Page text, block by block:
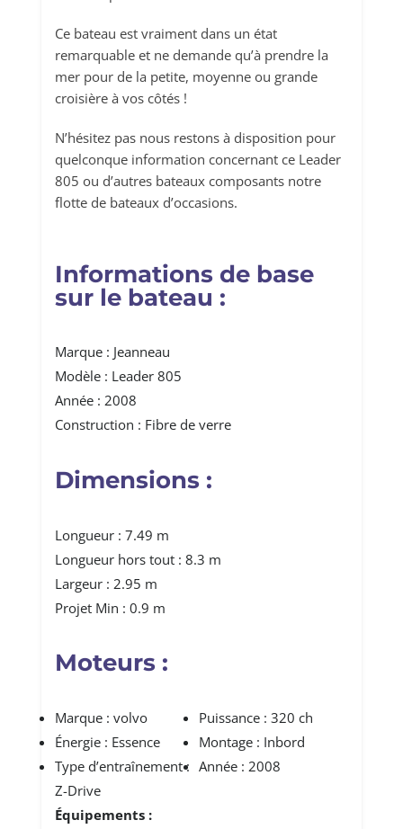
Ce bateau est vraiment dans un état
remarquable et ne demande qu’à prendre la
mer pour de la petite, moyenne ou grande
croisière à vos côtés !
N’hésitez pas nous restons à disposition pour
quelconque information concernant ce Leader
805 ou d’autres bateaux composants notre
flotte de bateaux d’occasions.
Informations de base
sur le bateau :
Marque : Jeanneau
Modèle : Leader 805
Année : 2008
Construction : Fibre de verre
Dimensions :
Longueur : 7.49 m
Longueur hors tout : 8.3 m
Largeur : 2.95 m
Projet Min : 0.9 m
Moteurs :
Marque : volvo
Puissance : 320 ch
Énergie : Essence
Montage : Inbord
Type d’entraînement :
Z-Drive
Année : 2008
Équipements :